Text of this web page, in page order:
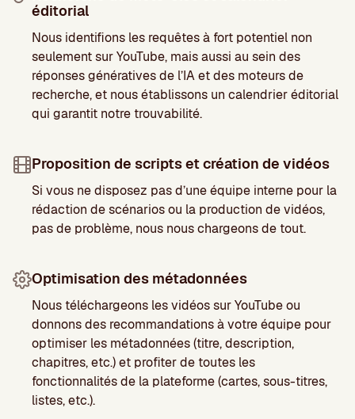
éditorial
Nous identifions les requêtes à fort potentiel non
seulement sur YouTube, mais aussi au sein des
réponses génératives de l’IA et des moteurs de
recherche, et nous établissons un calendrier éditorial
qui garantit notre trouvabilité.
Proposition de scripts et création de vidéos
Si vous ne disposez pas d’une équipe interne pour la
rédaction de scénarios ou la production de vidéos,
pas de problème, nous nous chargeons de tout.
Optimisation des métadonnées
Nous téléchargeons les vidéos sur YouTube ou
donnons des recommandations à votre équipe pour
optimiser les métadonnées (titre, description,
chapitres, etc.) et profiter de toutes les
fonctionnalités de la plateforme (cartes, sous-titres,
listes, etc.).